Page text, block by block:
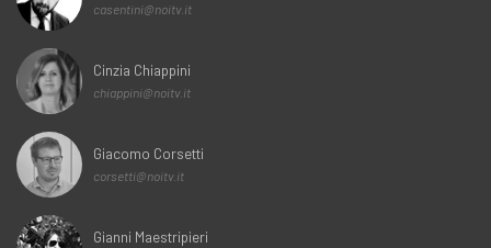
casentini@noitv.it
Cinzia Chiappini
chiappini@noitv.it
Giacomo Corsetti
corsetti@noitv.it
Gianni Maestripieri